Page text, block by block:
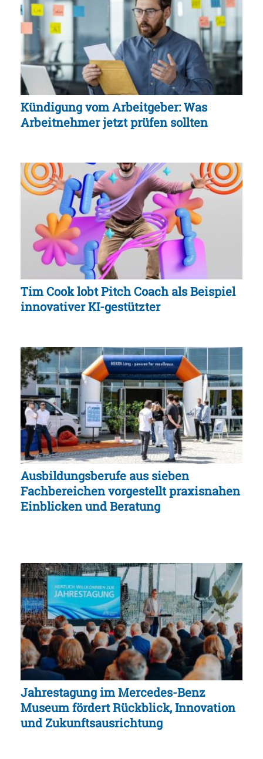
Kündigung vom Arbeitgeber: Was
Arbeitnehmer jetzt prüfen sollten
Tim Cook lobt Pitch Coach als Beispiel
innovativer KI-gestützter
Ausbildungsberufe aus sieben
Fachbereichen vorgestellt praxisnahen
Einblicken und Beratung
Jahrestagung im Mercedes-Benz
Museum fördert Rückblick, Innovation
und Zukunftsausrichtung